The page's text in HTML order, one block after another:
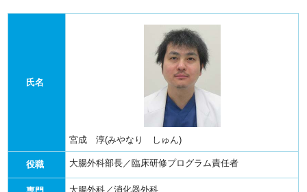
氏名
宮成 淳(みやなり しゅん)
役職 大腸外科部長／臨床研修プログラム責任者
大腸外科／消化器外科